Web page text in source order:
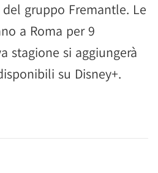
gruppo Fremantle. Le
a Roma per 9
stagione si aggiungerà
su Disney+.